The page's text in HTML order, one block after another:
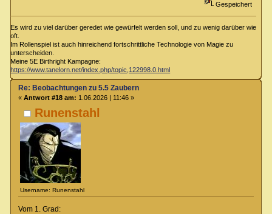
Gespeichert
Es wird zu viel darüber geredet wie gewürfelt werden soll, und zu wenig darüber wie
oft.
Im Rollenspiel ist auch hinreichend fortschrittliche Technologie von Magie zu
unterscheiden.
Meine 5E Birthright Kampagne:
https://www.tanelorn.net/index.php/topic,122998.0.html
Runenstahl
Username: Runenstahl
Re: Beobachtungen zu 5.5 Zaubern
« Antwort #18 am: 1.06.2026 | 11:46 »
Vom 1. Grad: